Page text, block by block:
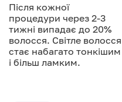
Після кожної
процедури через 2-3
тижні випадає до 20%
волосся. Світле волосся
стає набагато тонкішим
і більш ламким.